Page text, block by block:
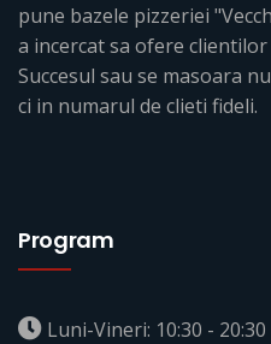
pune bazele pizzeriei
a incercat sa ofere
Succesul sau se masoara
ci in numarul de clieti fideli.
Program
Luni-Vineri: 10:30 - 20:30